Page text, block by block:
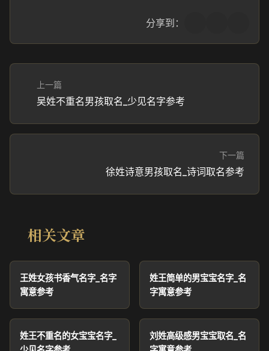
分享到：
上一篇
吴姓不重名男孩取名_少见名字参考
下一篇
徐姓诗意男孩取名_诗词取名参考
相关文章
王姓女孩书香气名字_名字
寓意参考
姓王简单的男宝宝名字_名
字寓意参考
姓王不重名的女宝宝名字_
刘姓高级感男宝宝取名_名